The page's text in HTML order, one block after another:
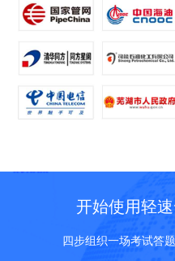
开始使用轻
四步组织一场考试答